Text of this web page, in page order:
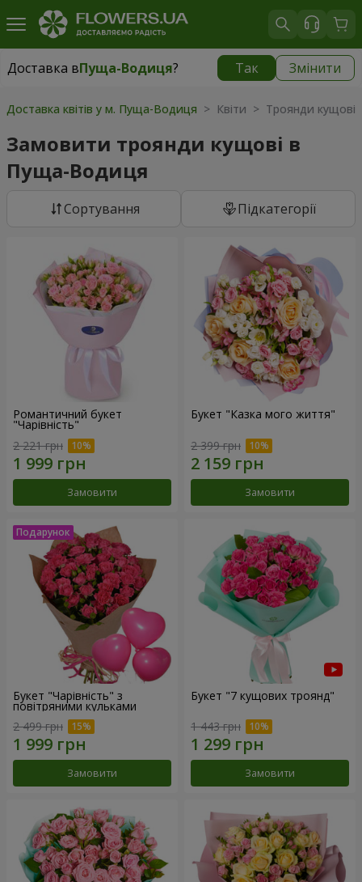
Доставка вПуща-Водиця? Так Змінити
Доставка вПуща-Водиця| безкоштовно
Доставка квітів у м. Пуща-Водиця > Квіти > Троянди кущові
Замовити троянди кущові в
Пуща-Водиця
Сортування Підкатегорії
Романтичний букет
"Чарівність"
2 221 грн
Замовити
Букет "Казка мого життя"
2 399 грн
Замовити
Букет "Чарівність" з
повітряними кульками
2 499 грн
Замовити
Букет "7 кущових троянд"
1 443 грн
Замовити